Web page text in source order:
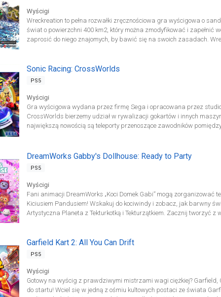
Wyścigi
Wreckreation to pełna rozwałki zręcznościowa gra wyścigowa o
świat o powierzchni 400 km2, który można zmodyfikować i zapełnić
zaprosić do niego znajomych, by bawić się na swoich zasadach.
został zaprojektowany jako najlepszy otwarty świat który zadowoli
kompletny świat według twojego własnego projektu lub stworzony
Sonic Racing: CrossWorlds
PS5
Wyścigi
Gra wyścigowa wydana przez firmę Sega i opracowana przez studio
CrossWorlds bierzemy udział w rywalizacji gokartów i innych
największą nowością są teleporty przenoszące zawodników
siebie lokacji, na przykład z futurystycznej trasy przenosząc się do
DreamWorks Gabby's Dollhouse: Ready to Party
PS5
Wyścigi
Fani animacji DreamWorks „Koci Domek Gabi” mogą zorganizować
Kiciusiem Pandusiem! Wskakuj do kociwindy i zobacz, jak barwny
Artystyczna Planeta z Tekturkotką i Tekturzątkiem. Zacznij tworzyć z
Garfield Kart 2: All You Can Drift
PS5
Wyścigi
Gotowy na wyścig z prawdziwymi mistrzami wagi ciężkiej? Garfield,
do startu! Wciel się w jedną z ośmiu kultowych postaci ze świata